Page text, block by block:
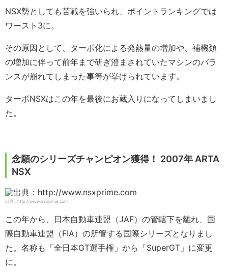
NSX勢としても苦戦を強いられ、ポイントランキングでは
ワースト3に。
その原因として、ターボ化による発熱量の増加や、補機類
の増加に伴って前年まで研ぎ澄まされていたマシンのバラ
ンスが崩れてしまった事等が挙げられています。
ターボNSXはこの年を最後にお蔵入りになってしまいまし
た。
念願のシリーズチャンピオン獲得！ 2007年 ARTA
NSX
出典：http://www.nsxprime.com
この年から、日本自動車連盟（JAF）の管轄下を離れ、国
際自動車連盟（FIA）の所管する国際シリーズとなりまし
た。名称も「全日本GT選手権」から「SuperGT」に変更
に。